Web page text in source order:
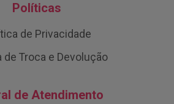
Políticas
de Privacidade
de Troca e Devolução
de Atendimento